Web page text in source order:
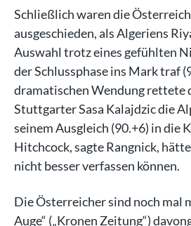
Schließlich waren die
ausgeschieden, als Algeriens
Auswahl trotz eines gefühlten
der Schlussphase ins Mark traf
dramatischen Wendung rettete
Stuttgarter Sasa Kalajdzic die
seinem Ausgleich (90.+6) in die
Hitchcock, sagte Rangnick,
nicht besser verfassen können.
Die Österreicher sind noch mal
Auge“ („Kronen Zeitung“)